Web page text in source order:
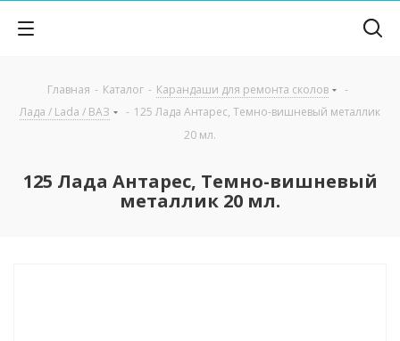
Главная - Каталог - Карандаши для ремонта сколов
-
Лада / Lada / ВАЗ
- 125 Лада Антарес, Темно-вишневый металлик
20 мл.
125 Лада Антарес, Темно-вишневый
металлик 20 мл.